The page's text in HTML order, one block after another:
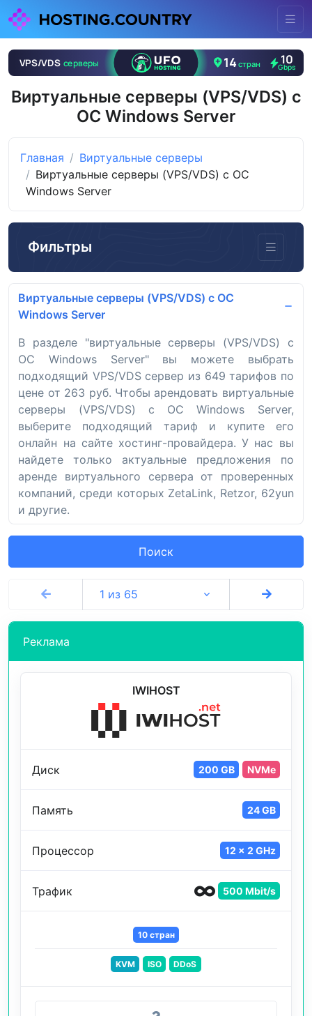
Виртуальные серверы (VPS/VDS) с
ОС Windows Server
Главная
Виртуальные серверы
Виртуальные серверы (VPS/VDS) с ОС
Windows Server
Фильтры
Виртуальные серверы (VPS/VDS) с ОС
Windows Server
В разделе "виртуальные серверы (VPS/VDS) с
ОС Windows Server" вы можете выбрать
подходящий VPS/VDS сервер из 649 тарифов по
цене от 263 руб. Чтобы арендовать виртуальные
серверы (VPS/VDS) с ОС Windows Server,
выберите подходящий тариф и купите его
онлайн на сайте хостинг-провайдера. У нас вы
найдете только актуальные предложения по
аренде виртуального сервера от проверенных
компаний, среди которых ZetaLink, Retzor, 62yun
и другие.
Поиск
1 из 65
Реклама
IWIHOST
Диск 200 GB NVMe
Память 24 GB
Процессор 12 x 2 GHz
Трафик 500 Mbit/s
10 стран
KVM ISO DDoS